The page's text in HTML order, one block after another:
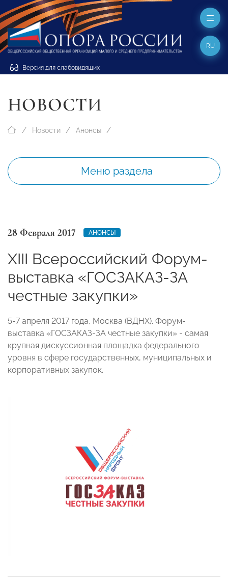
Версия для слабовидящих
RU
НОВОСТИ
Новости Анонсы
Меню раздела
28 Февраля 2017 АНОНСЫ
XIII Всероссийский Форум-
выставка «ГОСЗАКАЗ-ЗА
честные закупки»
5-7 апреля 2017 года, Москва (ВДНХ). Форум-
выставка «ГОСЗАКАЗ-ЗА честные закупки» - самая
крупная дискуссионная площадка федерального
уровня в сфере государственных, муниципальных и
корпоративных закупок.